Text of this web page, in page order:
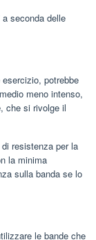
seconda delle
potrebbe
meno intenso,
che si rivolge il
resistenza per la
la minima
sulla banda se lo
le bande che